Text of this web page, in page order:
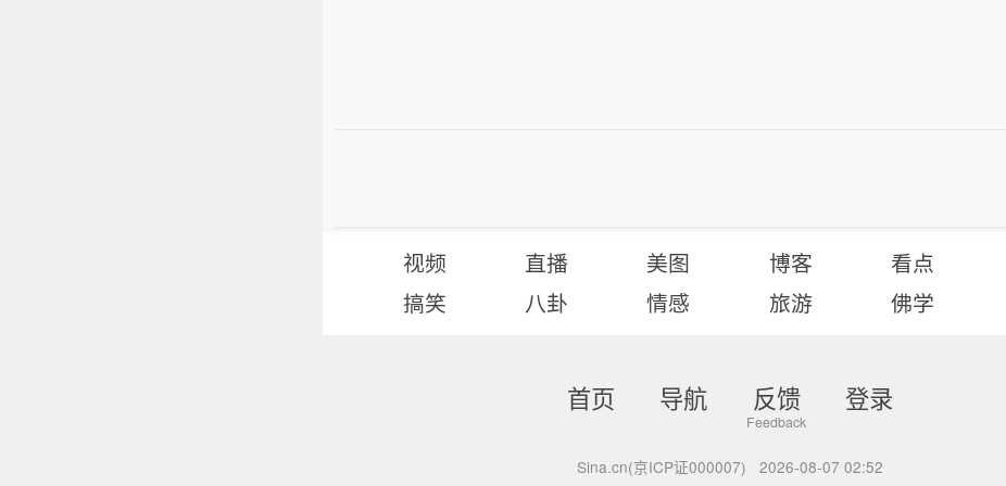
视频 直播 美图 博客 看点
搞笑
八卦 情感 旅游 佛学
首页 导航 反馈 登录
Sina.cn(京ICP证000007) 2026-08-07 02:52